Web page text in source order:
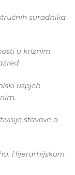
suradnika
u kriznim
uspjeh
stavove o
Hijerarhijskom